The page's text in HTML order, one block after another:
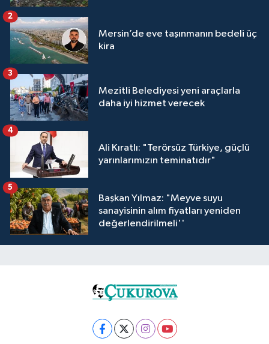
Mersin’de eve taşınmanın bedeli üç
kira
2
Mezitli Belediyesi yeni araçlarla
daha iyi hizmet verecek
3
Ali Kıratlı: "Terörsüz Türkiye, güçlü
yarınlarımızın teminatıdır"
4
Başkan Yılmaz: "Meyve suyu
sanayisinin alım fiyatları yeniden
değerlendirilmeli''
5